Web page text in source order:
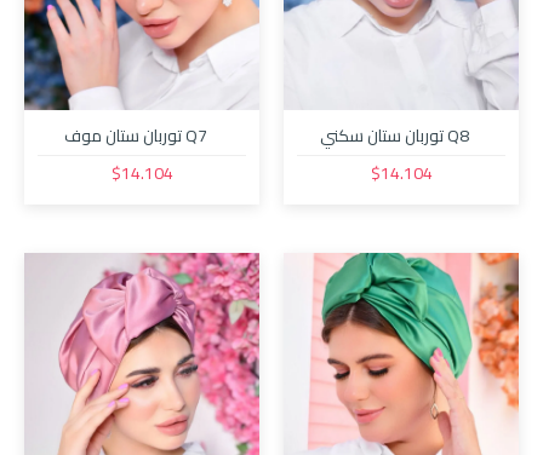
Q8 توربان ستان سكني
$14.104
Q7 توربان ستان موف
$14.104